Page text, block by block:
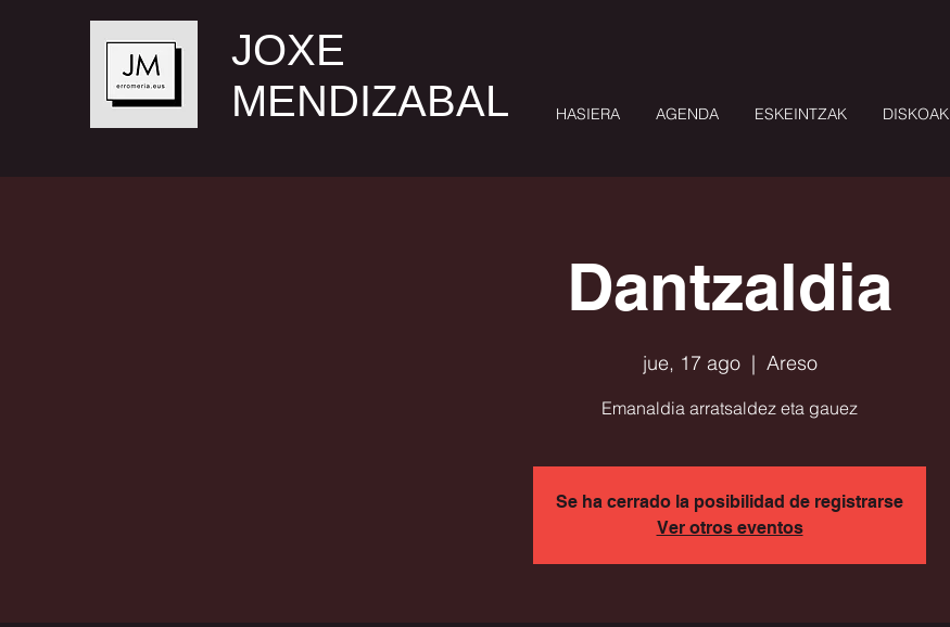
JOXE
MENDIZABAL
HASIERA AGENDA ESKEINTZAK DISKOAK
Dantzaldia
jue, 17 ago
  |
Areso
Emanaldia arratsaldez eta gauez
Se ha cerrado la posibilidad de registrarse
Ver otros eventos